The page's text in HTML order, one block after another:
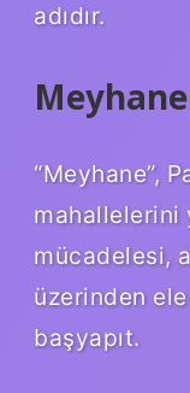
adıdır.
“Meyhane”,
mahallelerini
mücadelesi,
üzerinden
başyapıt.